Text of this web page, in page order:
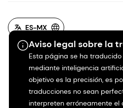
Aviso legal sobre la
Esta página se ha
mediante inteligencia
objetivo es la precisión, es
traducciones no sean
interpreten erróneamente el
ES-MX